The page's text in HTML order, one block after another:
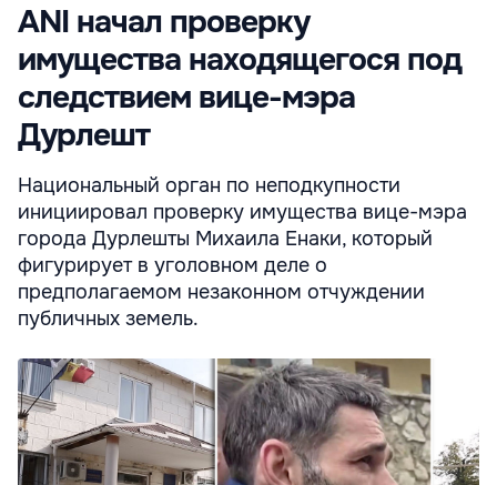
ANI начал проверку
имущества находящегося под
следствием вице-мэра
Дурлешт
Национальный орган по неподкупности
инициировал проверку имущества вице-мэра
города Дурлешты Михаила Енаки, который
фигурирует в уголовном деле о
предполагаемом незаконном отчуждении
публичных земель.